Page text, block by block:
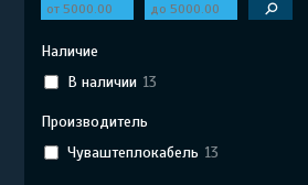
Наличие
В наличии 13
Производитель
Чуваштеплокабель 13